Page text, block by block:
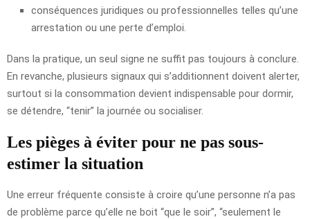
conséquences juridiques ou professionnelles telles qu’une
arrestation ou une perte d’emploi.
Dans la pratique, un seul signe ne suffit pas toujours à conclure.
En revanche, plusieurs signaux qui s’additionnent doivent alerter,
surtout si la consommation devient indispensable pour dormir,
se détendre, “tenir” la journée ou socialiser.
Les pièges à éviter pour ne pas sous-
estimer la situation
Une erreur fréquente consiste à croire qu’une personne n’a pas
de problème parce qu’elle ne boit “que le soir”, “seulement le